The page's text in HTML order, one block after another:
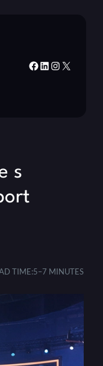
Facebook
LinkedIn
Instagram
X
s
TIME:5–7 MINUTES